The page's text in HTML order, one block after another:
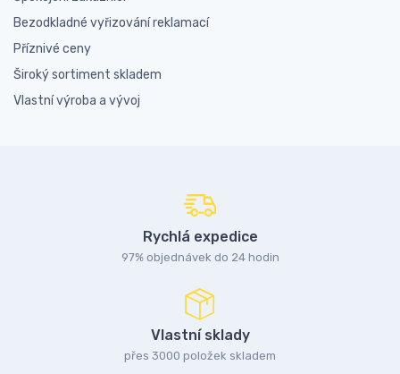
Bezodkladné vyřizování reklamací
Příznivé ceny
Široký sortiment skladem
Vlastní výroba a vývoj
Rychlá expedice
97% objednávek do 24 hodin
Vlastní sklady
přes 3000 položek skladem